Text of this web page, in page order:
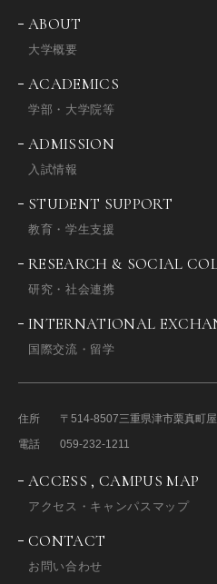
ABOUT
大学概要
ACADEMICS
学部・大学院等
ADMISSION
入試情報
STUDENT SUPPORT
教育・学生支援
RESEARCH & SOCIAL
研究・社会連携
INTERNATIONAL
国際交流・留学
住所 〒514-8507三重県津市栗真町
電話
059-232-1211
ACCESS , CAMPUS MAP
アクセス・キャンパスマップ
CONTACT
お問い合わせ